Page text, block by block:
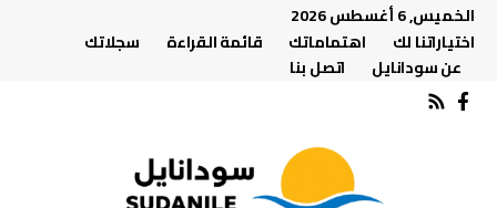
الخميس, 6 أغسطس 2026
اختياراتنا لك
اهتماماتك قائمة القراءة
سجلاتك
عن سودانايل
اتصل بنا